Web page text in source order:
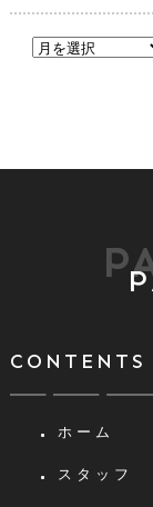
CONTENTS
ホーム
スタッフ